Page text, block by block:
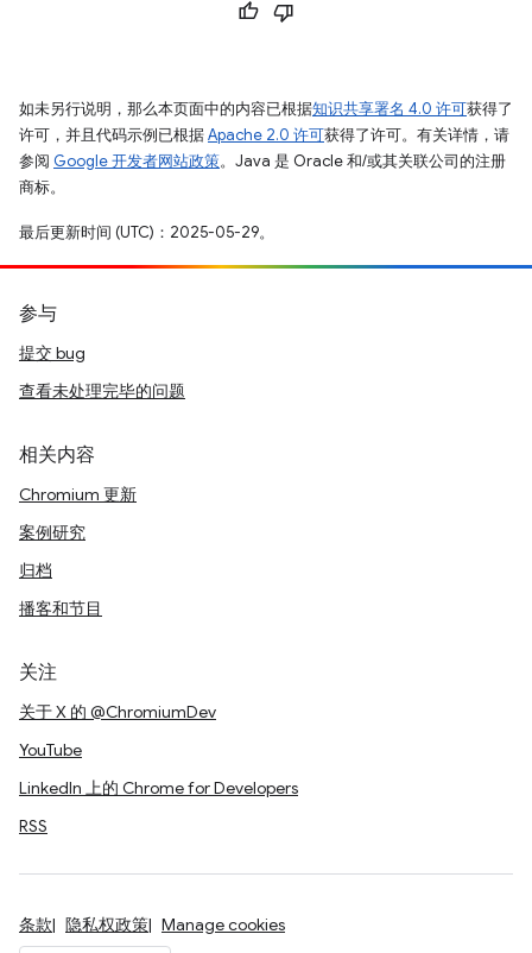
如未另行说明，那么本页面中的内容已根据知识共享署名 4.0 许可获得了
许可，并且代码示例已根据Apache 2.0 许可获得了许可。有关详情，请
参阅 Google 开发者网站政策。Java 是 Oracle 和/或其关联公司的注册
商标。
最后更新时间 (UTC)：2025-05-29。
参与
提交 bug
查看未处理完毕的问题
相关内容
Chromium 更新
案例研究
归档
播客和节目
关注
关于 X 的 @ChromiumDev
YouTube
LinkedIn 上的 Chrome for Developers
RSS
条款 隐私权政策 Manage cookies